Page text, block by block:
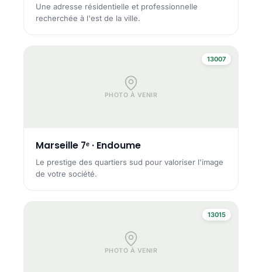
Une adresse résidentielle et professionnelle
recherchée à l'est de la ville.
PHOTO À VENIR
13007
Marseille 7ᵉ · Endoume
Le prestige des quartiers sud pour valoriser l'image
de votre société.
PHOTO À VENIR
13015